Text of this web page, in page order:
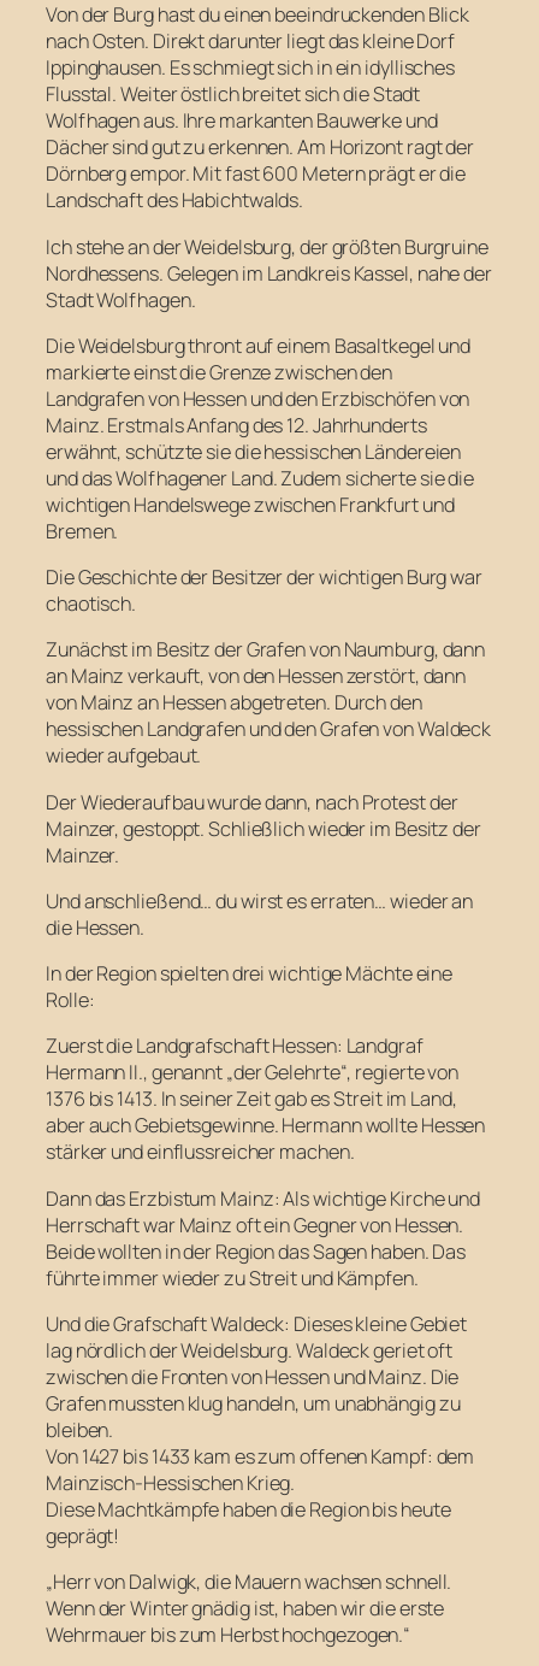
Von der Burg hast du einen beeindruckenden Blick
nach Osten. Direkt darunter liegt das kleine Dorf
Ippinghausen. Es schmiegt sich in ein idyllisches
Flusstal. Weiter östlich breitet sich die Stadt
Wolfhagen aus. Ihre markanten Bauwerke und
Dächer sind gut zu erkennen. Am Horizont ragt der
Dörnberg empor. Mit fast 600 Metern prägt er die
Landschaft des Habichtwalds.
Ich stehe an der Weidelsburg, der größten Burgruine
Nordhessens. Gelegen im Landkreis Kassel, nahe der
Stadt Wolfhagen.
Die Weidelsburg thront auf einem Basaltkegel und
markierte einst die Grenze zwischen den
Landgrafen von Hessen und den Erzbischöfen von
Mainz. Erstmals Anfang des 12. Jahrhunderts
erwähnt, schützte sie die hessischen Ländereien
und das Wolfhagener Land. Zudem sicherte sie die
wichtigen Handelswege zwischen Frankfurt und
Bremen.
Die Geschichte der Besitzer der wichtigen Burg war
chaotisch.
Zunächst im Besitz der Grafen von Naumburg, dann
an Mainz verkauft, von den Hessen zerstört, dann
von Mainz an Hessen abgetreten. Durch den
hessischen Landgrafen und den Grafen von Waldeck
wieder aufgebaut.
Der Wiederaufbau wurde dann, nach Protest der
Mainzer, gestoppt. Schließlich wieder im Besitz der
Mainzer.
Und anschließend… du wirst es erraten… wieder an
die Hessen.
In der Region spielten drei wichtige Mächte eine
Rolle:
Zuerst die Landgrafschaft Hessen: Landgraf
Hermann II., genannt „der Gelehrte“, regierte von
1376 bis 1413. In seiner Zeit gab es Streit im Land,
aber auch Gebietsgewinne. Hermann wollte Hessen
stärker und einflussreicher machen.
Dann das Erzbistum Mainz: Als wichtige Kirche und
Herrschaft war Mainz oft ein Gegner von Hessen.
Beide wollten in der Region das Sagen haben. Das
führte immer wieder zu Streit und Kämpfen.
Und die Grafschaft Waldeck: Dieses kleine Gebiet
lag nördlich der Weidelsburg. Waldeck geriet oft
zwischen die Fronten von Hessen und Mainz. Die
Grafen mussten klug handeln, um unabhängig zu
bleiben.
Von 1427 bis 1433 kam es zum offenen Kampf: dem
Mainzisch-Hessischen Krieg.
Diese Machtkämpfe haben die Region bis heute
geprägt!
„Herr von Dalwigk, die Mauern wachsen schnell.
Wenn der Winter gnädig ist, haben wir die erste
Wehrmauer bis zum Herbst hochgezogen.“